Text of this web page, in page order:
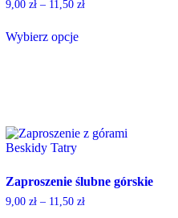
may
chosen
9,00 zł– 11,50 zł
Wybierz opcje
The
options
may
chosen
on
the
Zaproszenie ślubne górskie
9,00 zł– 11,50 zł